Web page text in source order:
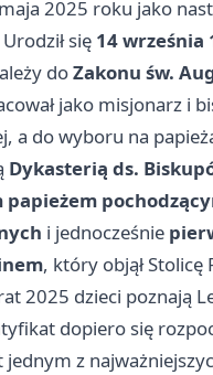
2025 roku jako
się 14 września
doZakonu św.
jako misjonarz i
a do wyboru na
Dykasterią ds.
i jednocześnie
, który objął Stolicę
2025 dzieci poznają
dopiero się
jednym z